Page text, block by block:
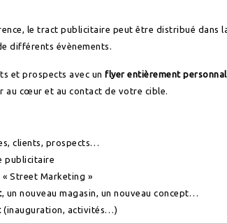
le tract publicitaire peut être distribué dans
différents évènements.
et prospects avec unflyer entièrement
au cœur et au contact de votre cible.
clients, prospects…
publicitaire
Street Marketing »
, un nouveau magasin, un nouveau concept…
(inauguration, activités…)